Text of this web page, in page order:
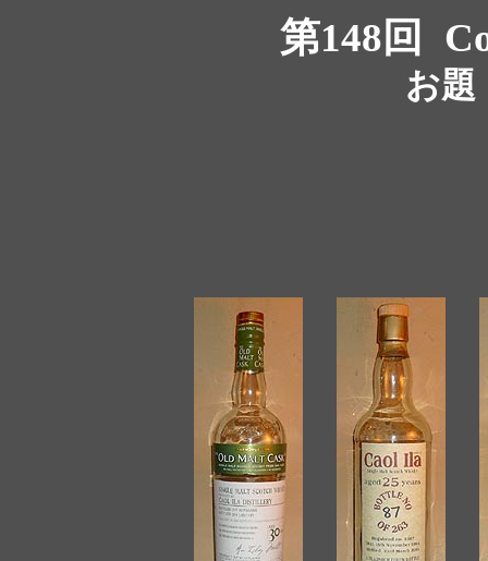
第148回
お題